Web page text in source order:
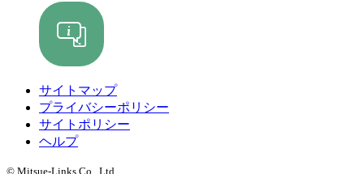
サイトマップ
プライバシーポリシー
サイトポリシー
ヘルプ
© Mitsue-Links Co., Ltd.